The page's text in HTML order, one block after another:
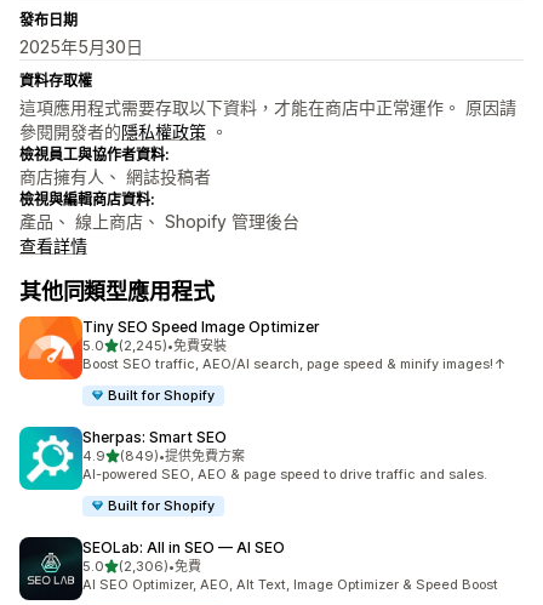
發布日期
2025年5月30日
資料存取權
這項應用程式需要存取以下資料，才能在商店中正常運作。 原因請
參閱開發者的隱私權政策 。
檢視員工與協作者資料:
商店擁有人、 網誌投稿者
檢視與編輯商店資料:
產品、 線上商店、 Shopify 管理後台
查看詳情
其他同類型應用程式
Tiny SEO Speed Image Optimizer
5.0滿分 5 顆星
(2,245)
共有 2245 則評價
•免費安裝
Boost SEO traffic, AEO/AI search, page speed & minify images!↑
Built for Shopify
Sherpas: Smart SEO
4.9滿分 5 顆星
(849)
共有 849 則評價
•提供免費方案
AI-powered SEO, AEO & page speed to drive traffic and sales.
Built for Shopify
SEOLab: All in SEO — AI SEO
5.0滿分 5 顆星
(2,306)
共有 2306 則評價
•免費
AI SEO Optimizer, AEO, Alt Text, Image Optimizer & Speed Boost